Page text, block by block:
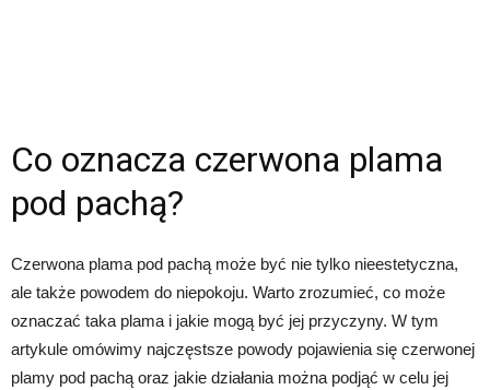
Co oznacza czerwona plama
pod pachą?
Czerwona plama pod pachą może być nie tylko nieestetyczna,
ale także powodem do niepokoju. Warto zrozumieć, co może
oznaczać taka plama i jakie mogą być jej przyczyny. W tym
artykule omówimy najczęstsze powody pojawienia się czerwonej
plamy pod pachą oraz jakie działania można podjąć w celu jej